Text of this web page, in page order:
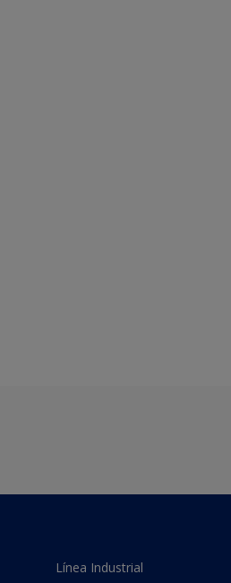
Línea Industrial